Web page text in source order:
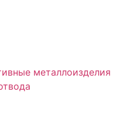
металлоизделия